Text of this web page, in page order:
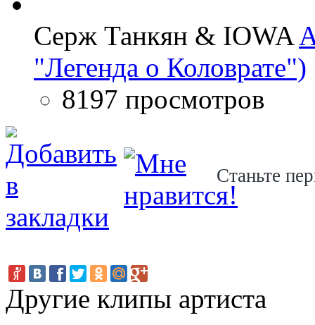
Серж Танкян & IOWA
"Легенда о Коловрате")
8197 просмотров
Станьте
Другие клипы артиста